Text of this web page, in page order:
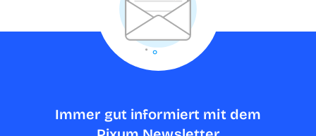
Immer gut informiert mit dem